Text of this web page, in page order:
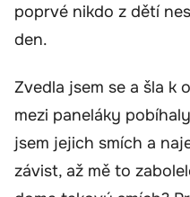
poprvé nikdo z dětí
den.
Zvedla jsem se a šla k
mezi paneláky
jsem jejich smích a
závist, až mě to